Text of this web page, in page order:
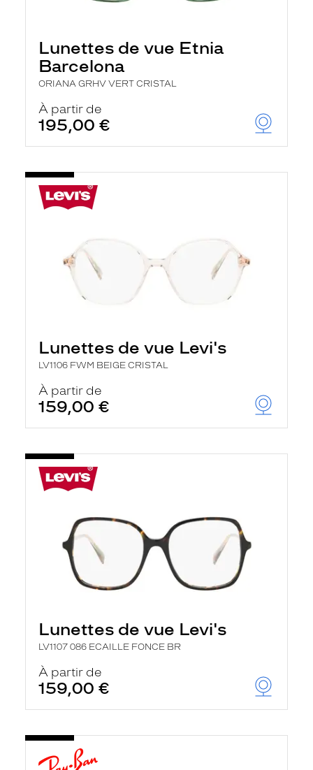
Lunettes de vue Etnia
Barcelona
ORIANA GRHV VERT CRISTAL
À partir de
195,00 €
Lunettes de vue Levi's
LV1106 FWM BEIGE CRISTAL
À partir de
159,00 €
Lunettes de vue Levi's
LV1107 086 ECAILLE FONCE BR
À partir de
159,00 €